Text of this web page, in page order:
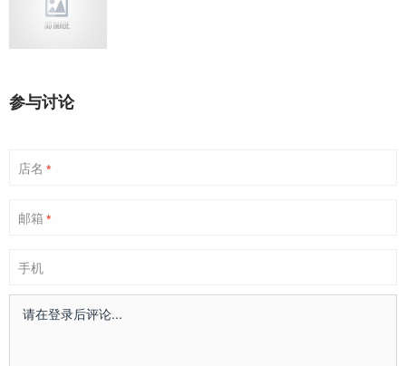
参与讨论
店名 *
邮箱 *
手机